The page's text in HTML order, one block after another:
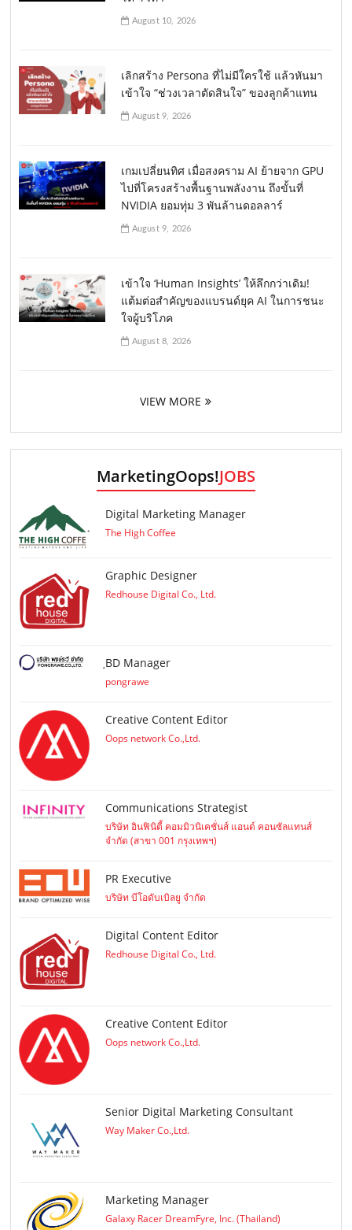
August 10, 2026
เลิกสร้าง Persona ที่ไม่มีใครใช้ แล้วหันมา
เข้าใจ “ช่วงเวลาตัดสินใจ” ของลูกค้าแทน
August 9, 2026
เกมเปลี่ยนทิศ เมื่อสงคราม AI ย้ายจาก GPU
ไปที่โครงสร้างพื้นฐานพลังงาน ถึงขั้นที่
NVIDIA ยอมทุ่ม 3 พันล้านดอลลาร์
August 9, 2026
เข้าใจ ‘Human Insights’ ให้ลึกกว่าเดิม!
แต้มต่อสำคัญของแบรนด์ยุค AI ในการชนะ
ใจผู้บริโภค
August 8, 2026
VIEW MORE
MarketingOops!JOBS
Digital Marketing Manager
The High Coffee
Graphic Designer
Redhouse Digital Co., Ltd.
ฺBD Manager
pongrawe
Creative Content Editor
Oops network Co.,Ltd.
Communications Strategist
บริษัท อินฟินิตี้ คอมมิวนิเคชั่นส์ แอนด์ คอนซัลแทนส์
จำกัด (สาขา 001 กรุงเทพฯ)
PR Executive
บริษัท บีโอดับเบิลยู จำกัด
Digital Content Editor
Redhouse Digital Co., Ltd.
Creative Content Editor
Oops network Co.,Ltd.
Senior Digital Marketing Consultant
Way Maker Co.,Ltd.
Marketing Manager
Galaxy Racer DreamFyre, Inc. (Thailand)